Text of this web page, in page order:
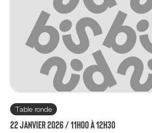
Table ronde
22 janvier 2026 /11h00 à 12h30